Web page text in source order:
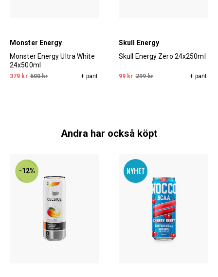
Monster Energy
Monster Energy Ultra White
24x500ml
379 kr 600 kr + pant
Skull Energy
Skull Energy Zero 24x250ml
99 kr 299 kr + pant
Andra har också köpt
-12%